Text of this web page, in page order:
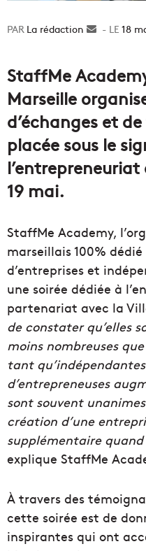
La rédaction
Envoyer
18
StaffMe
Marseille
d’échanges et
placée sous le
19 mai.
StaffMe Academy,
marseillais 100%
d’entreprises et
une soirée dédiée à
partenariat avec la
de constater qu’elles
moins nombreuses
tant
d’entrepreneuses
sont souvent
création d’une
supplémentaire
explique StaffMe
À travers des
cette soirée est de
inspirantes qui ont